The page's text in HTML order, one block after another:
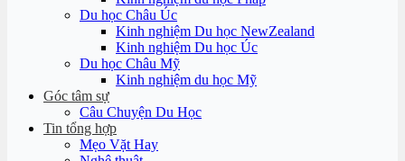
Du học Châu Úc
Kinh nghiệm Du học NewZealand
Kinh nghiệm Du học Úc
Du học Châu Mỹ
Kinh nghiệm du học Mỹ
Góc tâm sự
Câu Chuyện Du Học
Tin tổng hợp
Mẹo Vặt Hay